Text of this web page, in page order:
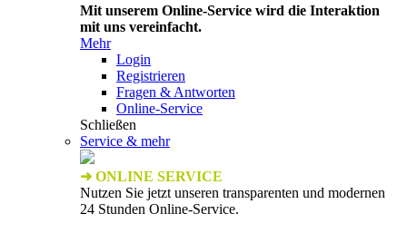
Mit unserem Online-Service wird die Interaktion
mit uns vereinfacht.
Mehr
Login
Registrieren
Fragen & Antworten
Online-Service
Schließen
Service & mehr
➜ ONLINE SERVICE
Nutzen Sie jetzt unseren transparenten und modernen
24 Stunden Online-Service.